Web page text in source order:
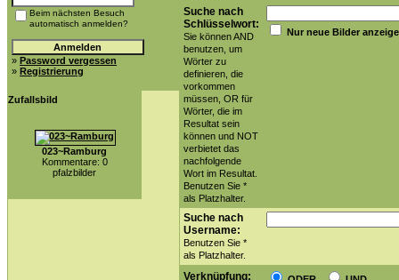
Beim nächsten Besuch
automatisch anmelden?
» Password vergessen
» Registrierung
Zufallsbild
023~Ramburg
Kommentare: 0
pfalzbilder
Suche nach
Schlüsselwort:
Sie können AND
benutzen, um
Wörter zu
definieren, die
vorkommen
müssen, OR für
Wörter, die im
Resultat sein
können und NOT
verbietet das
nachfolgende
Wort im Resultat.
Benutzen Sie *
als Platzhalter.
Nur neue Bilder
Suche nach
Username:
Benutzen Sie *
als Platzhalter.
Verknüpfung: